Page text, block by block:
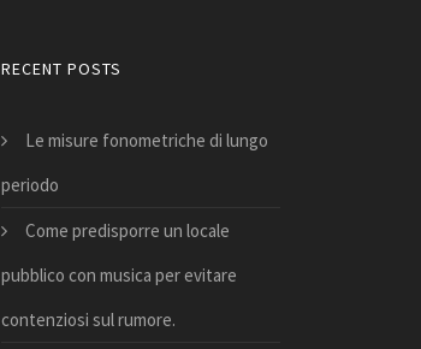
RECENT POSTS
Le misure fonometriche di lungo
periodo
Come predisporre un locale
pubblico con musica per evitare
contenziosi sul rumore.